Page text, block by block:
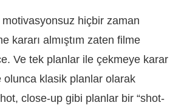
motivasyonsuz hiçbir zaman
kararı almıştım zaten filme
Ve tek planlar ile çekmeye karar
olunca klasik planlar olarak
close-up gibi planlar bir “shot-